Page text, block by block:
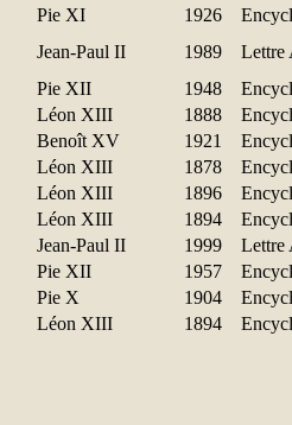
Pie XI 1926
Jean-Paul II 1989
Lettre
Pie XII 1948
Léon XIII 1888
Benoît XV 1921
Léon XIII 1878
Léon XIII 1896
Léon XIII 1894
Jean-Paul II 1999
Lettre
Pie XII 1957
Pie X 1904
Léon XIII 1894